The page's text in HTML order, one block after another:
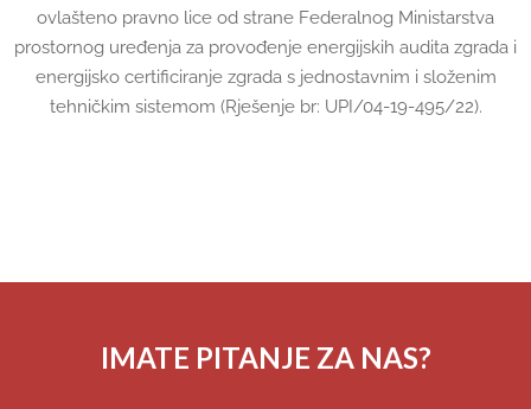
ovlašteno pravno lice od strane Federalnog Ministarstva
prostornog uređenja za provođenje energijskih audita zgrada i
energijsko certificiranje zgrada s jednostavnim i složenim
tehničkim sistemom (Rješenje br: UPI/04-19-495/22).
IMATE PITANJE ZA NAS?